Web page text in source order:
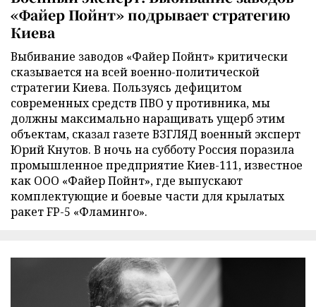
«Файер Пойнт» подрывает стратегию
Киева
Выбивание заводов «Файер Пойнт» критически
сказывается на всей военно-политической
стратегии Киева. Пользуясь дефицитом
современных средств ПВО у противника, мы
должны максимально наращивать ущерб этим
объектам, сказал газете ВЗГЛЯД военный эксперт
Юрий Кнутов. В ночь на субботу Россия поразила
промышленное предприятие Киев-111, известное
как ООО «Файер Пойнт», где выпускают
комплектующие и боевые части для крылатых
ракет FP-5 «Фламинго».